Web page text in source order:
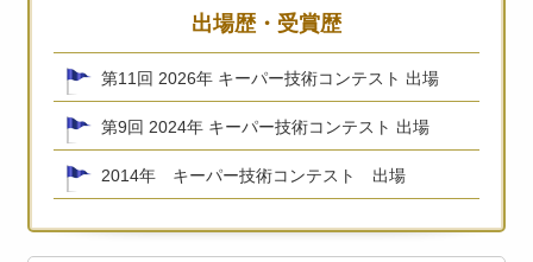
出場歴・受賞歴
第11回 2026年 キーパー技術コンテスト 出場
第9回 2024年 キーパー技術コンテスト 出場
2014年 キーパー技術コンテスト 出場